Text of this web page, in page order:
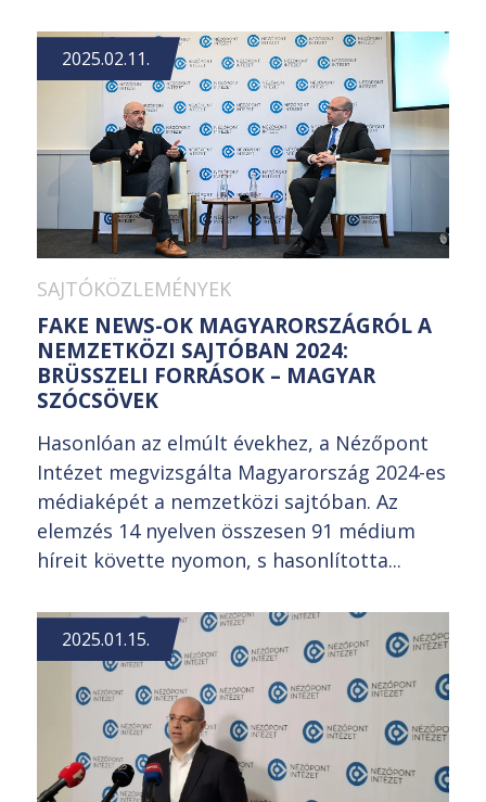
2025.02.11.
SAJTÓKÖZLEMÉNYEK
FAKE NEWS-OK MAGYARORSZÁGRÓL A
NEMZETKÖZI SAJTÓBAN 2024:
BRÜSSZELI FORRÁSOK – MAGYAR
SZÓCSÖVEK
Hasonlóan az elmúlt évekhez, a Nézőpont
Intézet megvizsgálta Magyarország 2024-es
médiaképét a nemzetközi sajtóban. Az
elemzés 14 nyelven összesen 91 médium
híreit követte nyomon, s hasonlította...
2025.01.15.